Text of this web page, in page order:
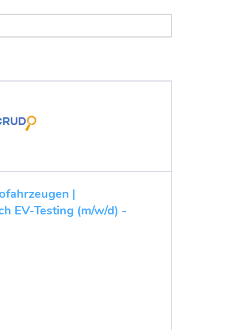
|
EV-Testing (m/w/d) -